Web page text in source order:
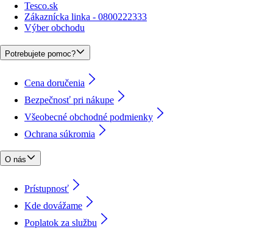
Tesco.sk
Zákaznícka linka - 0800222333
Výber obchodu
Potrebujete pomoc?
Cena doručenia
Bezpečnosť pri nákupe
Všeobecné obchodné podmienky
Ochrana súkromia
O nás
Prístupnosť
Kde dovážame
Poplatok za službu